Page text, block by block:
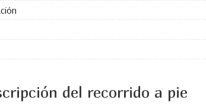
del recorrido a pie